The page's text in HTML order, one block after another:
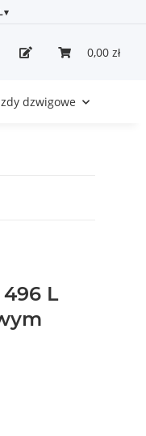
▾
0,00 zł
dzwigowe
L